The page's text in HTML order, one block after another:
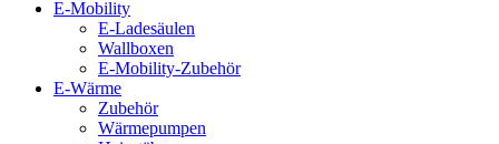
E-Mobility
E-Ladesäulen
Wallboxen
E-Mobility-Zubehör
E-Wärme
Zubehör
Wärmepumpen